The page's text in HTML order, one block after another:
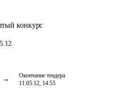
конкурс
Окончание тендера
11.05.12, 14:55